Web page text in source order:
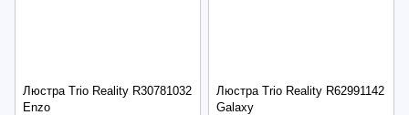
Люстра Trio Reality R30781032
Enzo
Люстра Trio Reality R62991142
Galaxy